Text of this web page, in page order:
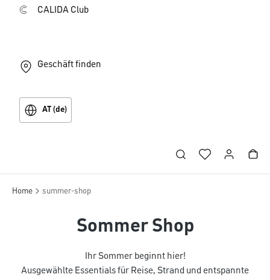
CALIDA Club
Geschäft finden
AT (de)
Home summer-shop
Sommer Shop
Ihr Sommer beginnt hier!
Ausgewählte Essentials für Reise, Strand und entspannte